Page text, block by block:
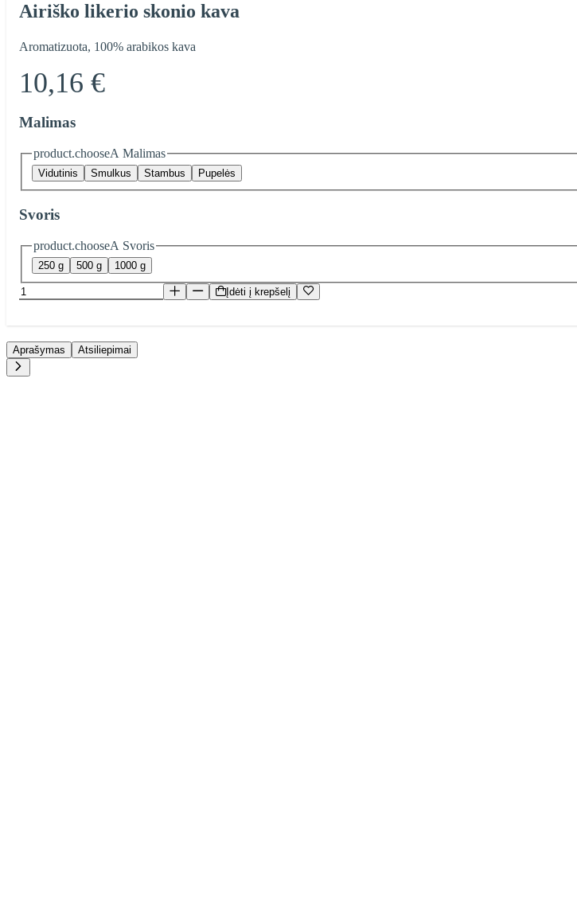
Airiško likerio skonio kava
Aromatizuota, 100% arabikos kava
10,16 €
Malimas
product.chooseA Malimas
Vidutinis Smulkus Stambus Pupelės
Svoris
product.chooseA Svoris
250 g 500 g 1000 g
Įdėti į krepšelį
Aprašymas Atsiliepimai